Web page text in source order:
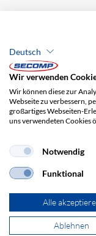
Haftungsausschluss
© 2026
Deutsch
Wir verwenden
Wir können diese zur
Webseite zu verbessern,
großartiges Webseiten-
uns verwendeten Cookies
Notwendig
Funktional
Alle
Ablehnen